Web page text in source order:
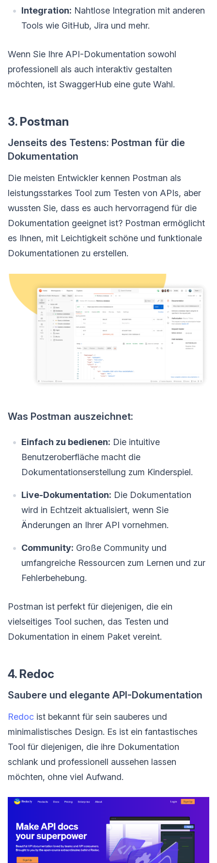
Integration: Nahtlose Integration mit anderen
Tools wie GitHub, Jira und mehr.
Wenn Sie Ihre API-Dokumentation sowohl
professionell als auch interaktiv gestalten
möchten, ist SwaggerHub eine gute Wahl.
3. Postman
Jenseits des Testens: Postman für die
Dokumentation
Die meisten Entwickler kennen Postman als
leistungsstarkes Tool zum Testen von APIs, aber
wussten Sie, dass es auch hervorragend für die
Dokumentation geeignet ist? Postman ermöglicht
es Ihnen, mit Leichtigkeit schöne und funktionale
Dokumentationen zu erstellen.
Was Postman auszeichnet:
Einfach zu bedienen: Die intuitive
Benutzeroberfläche macht die
Dokumentationserstellung zum Kinderspiel.
Live-Dokumentation: Die Dokumentation
wird in Echtzeit aktualisiert, wenn Sie
Änderungen an Ihrer API vornehmen.
Community: Große Community und
umfangreiche Ressourcen zum Lernen und zur
Fehlerbehebung.
Postman ist perfekt für diejenigen, die ein
vielseitiges Tool suchen, das Testen und
Dokumentation in einem Paket vereint.
4. Redoc
Saubere und elegante API-Dokumentation
Redoc ist bekannt für sein sauberes und
minimalistisches Design. Es ist ein fantastisches
Tool für diejenigen, die ihre Dokumentation
schlank und professionell aussehen lassen
möchten, ohne viel Aufwand.